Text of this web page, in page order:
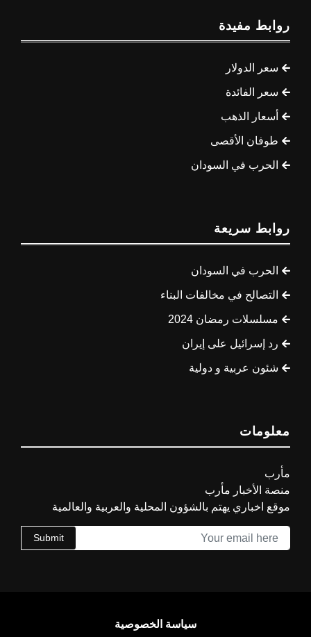
روابط مفيدة
سعر الدولار
سعر الفائدة
أسعار الذهب
طوفان الأقصى
الحرب في السودان
روابط سريعة
الحرب في السودان
التصالح في مخالفات البناء
مسلسلات رمضان 2024
رد إسرائيل على إيران
شئون عربية و دولية
معلومات
مأرب
منصة الأخبار مأرب
موقع اخباري يهتم بالشؤون المحلية والعربية والعالمية
Submit
سياسة الخصوصية